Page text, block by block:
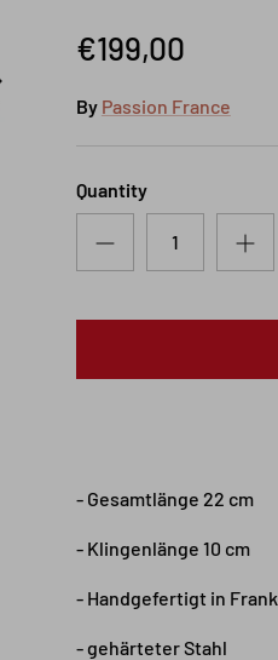
€199,00
By Passion France
Quantity
- Gesamtlänge 22 cm
- Klingenlänge 10 cm
- Handgefertigt in
- gehärteter Stahl